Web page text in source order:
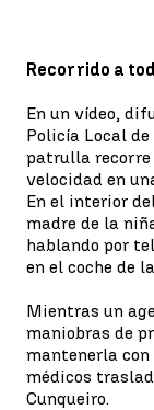
Recorrido a
En un vídeo,
Policía Local de
patrulla
velocidad en
En el interior
madre de la
hablando por
en el coche de
Mientras un
maniobras de
mantenerla
médicos
Cunqueiro.